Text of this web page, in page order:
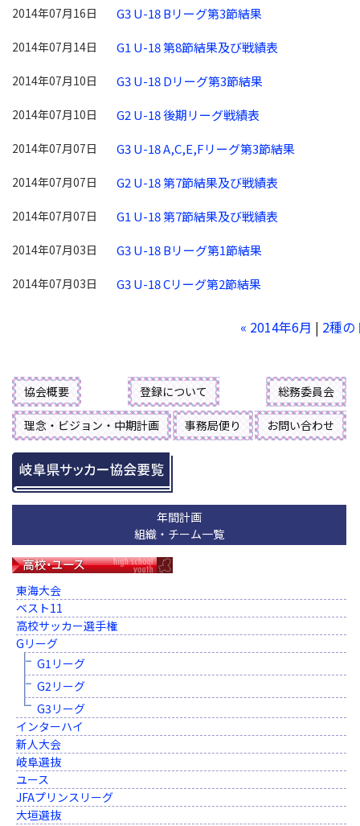
2014年07月16日 G3 U-18 Bリーグ第3節結果
2014年07月14日 G1 U-18 第8節結果及び戦績表
2014年07月10日 G3 U-18 Dリーグ第3節結果
2014年07月10日 G2 U-18 後期リーグ戦績表
2014年07月07日 G3 U-18 A,C,E,Fリーグ第3節結果
2014年07月07日 G2 U-18 第7節結果及び戦績表
2014年07月07日 G1 U-18 第7節結果及び戦績表
2014年07月03日 G3 U-18 Bリーグ第1節結果
2014年07月03日 G3 U-18 Cリーグ第2節結果
« 2014年6月 | 2種の
協会概要 登録について 総務委員会
理念・ビジョン・中期計画 事務局便り お問い合わせ
年間計画
組織・チーム一覧
東海大会
ベスト11
高校サッカー選手権
Gリーグ
G1リーグ
G2リーグ
G3リーグ
インターハイ
新人大会
岐阜選抜
ユース
JFAプリンスリーグ
大垣選抜